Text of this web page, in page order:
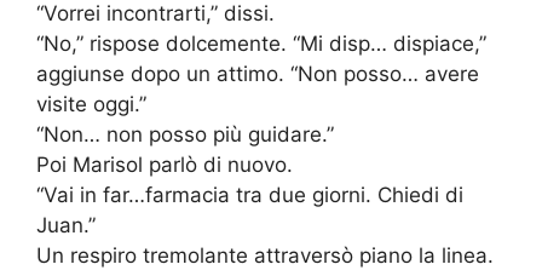
“Vorrei incontrarti,” dissi.
“No,” rispose dolcemente. “Mi disp… dispiace,”
aggiunse dopo un attimo. “Non posso… avere
visite oggi.”
“Non… non posso più guidare.”
Poi Marisol parlò di nuovo.
“Vai in far…farmacia tra due giorni. Chiedi di
Juan.”
Un respiro tremolante attraversò piano la linea.